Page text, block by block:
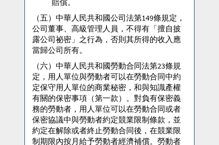
賠償。
（五）中華人民共和國公司法第149條規定，
公司董事、高級管理人員，不得有「擅自披
露公司祕密」之行為，否則其所得的收入應
當歸公司所有。
（六）中華人民共和國勞動合同法第23條規
定，用人單位與勞動者可以在勞動合同中約
定保守用人單位的商業秘密，和與知識產權
有關的保密事項（第一款）。對負有保密義
務的勞動者，用人單位可以在勞動合同或者
保密協議中與勞動者約定競業限制條款，並
約定在解除或者終止勞動合同後，在競業限
制期限內按月給予勞動者經濟補償。勞動者